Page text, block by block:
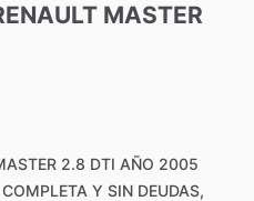
MASTER
2.8 DTI AÑO 2005
COMPLETA Y SIN DEUDAS,